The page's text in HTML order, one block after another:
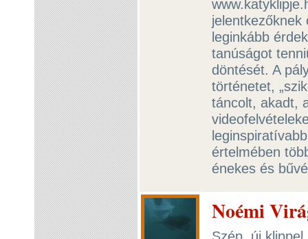
jelentkezőknek
leginkább
tanúságot
döntését. A
történetet,
táncolt, akadt,
értelmében
énekes és
Noémi